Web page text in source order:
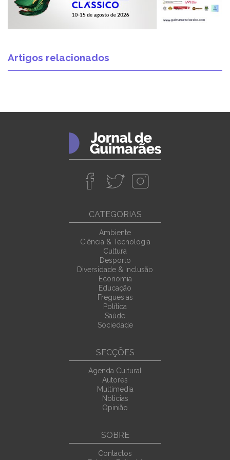
Artigos relacionados
CATEGORIAS
Ambiente
Ciência & Tecnologia
Cultura
Desporto
Diversidade & Inclusão
Economia
Educação
Freguesias
Política
Saúde
Sociedade
SECÇÕES
Agenda Cultural
Autores
Multimedia
Noticias
Opinião
SOBRE
Contactos